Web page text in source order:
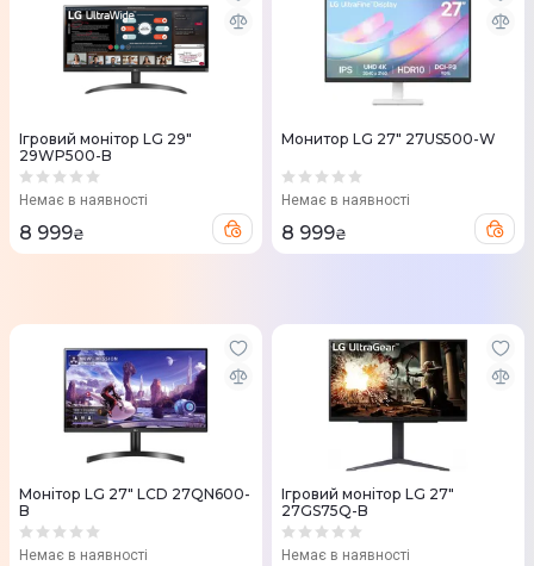
Ігровий монітор LG 29"
29WP500-B
Немає в наявності
8 999₴
Монитор LG 27" 27US500-W
Немає в наявності
8 999₴
Монітор LG 27" LCD 27QN600-
B
Немає в наявності
Ігровий монітор LG 27"
27GS75Q-B
Немає в наявності